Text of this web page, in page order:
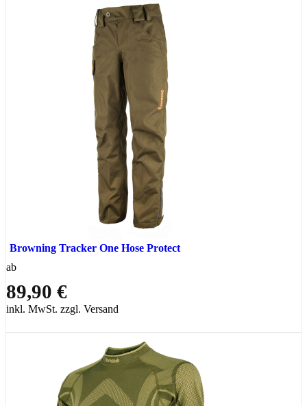
Browning Tracker One Hose Protect
ab
89,90 €
inkl. MwSt. zzgl. Versand